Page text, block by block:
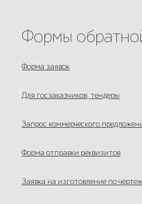
Формы
Форма заявок
Для госзаказчиков, тендеры
Запрос коммерческого
Форма отправки реквизитов
Заявка на изготовление по